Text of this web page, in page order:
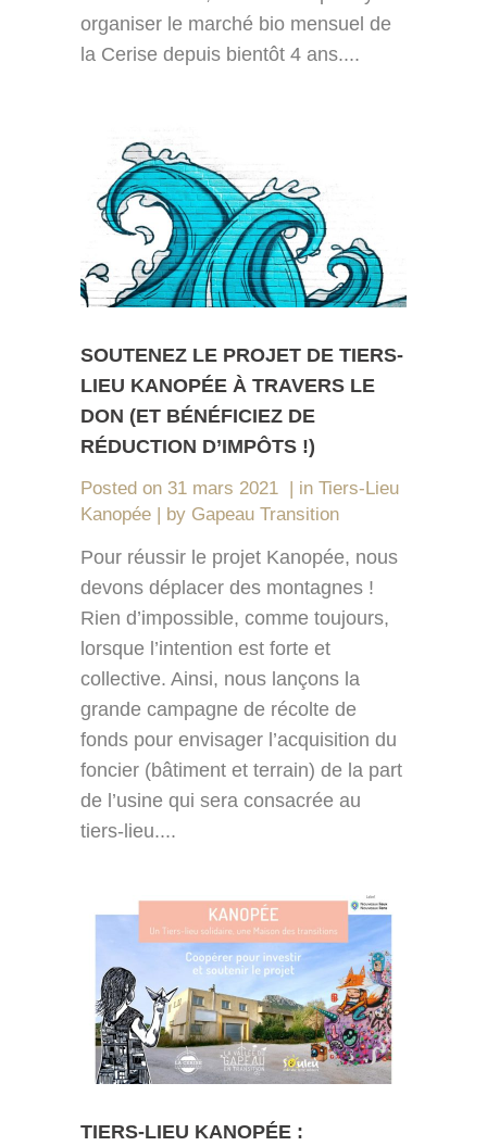
organiser le marché bio mensuel de
la Cerise depuis bientôt 4 ans....
SOUTENEZ LE PROJET DE TIERS-
LIEU KANOPÉE À TRAVERS LE
DON (ET BÉNÉFICIEZ DE
RÉDUCTION D’IMPÔTS !)
Posted on 31 mars 2021 in Tiers-Lieu
Kanopée
by Gapeau Transition
Pour réussir le projet Kanopée, nous
devons déplacer des montagnes !
Rien d’impossible, comme toujours,
lorsque l’intention est forte et
collective. Ainsi, nous lançons la
grande campagne de récolte de
fonds pour envisager l’acquisition du
foncier (bâtiment et terrain) de la part
de l’usine qui sera consacrée au
tiers-lieu....
TIERS-LIEU KANOPÉE :